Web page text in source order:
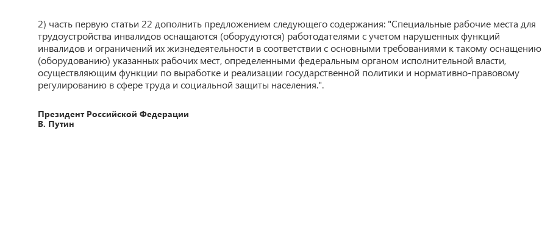
2) часть первую статьи 22 дополнить предложением следующего содержания: "Специальные рабочие места для
трудоустройства инвалидов оснащаются (оборудуются) работодателями с учетом нарушенных функций
инвалидов и ограничений их жизнедеятельности в соответствии с основными требованиями к такому оснащению
(оборудованию) указанных рабочих мест, определенными федеральным органом исполнительной власти,
осуществляющим функции по выработке и реализации государственной политики и нормативно-правовому
регулированию в сфере труда и социальной защиты населения.".
Президент Российской Федерации
В. Путин